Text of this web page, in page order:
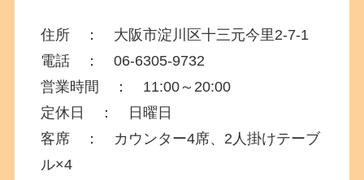
住所 ： 大阪市淀川区十三元今里2-7-1
電話 ： 06-6305-9732
営業時間 ： 11:00～20:00
定休日 ： 日曜日
客席 ： カウンター4席、2人掛けテーブ
ル×4